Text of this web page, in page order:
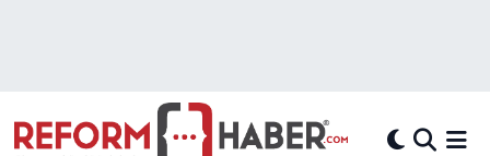
Hava Durumu